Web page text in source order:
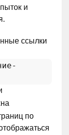
и
ссылки
по